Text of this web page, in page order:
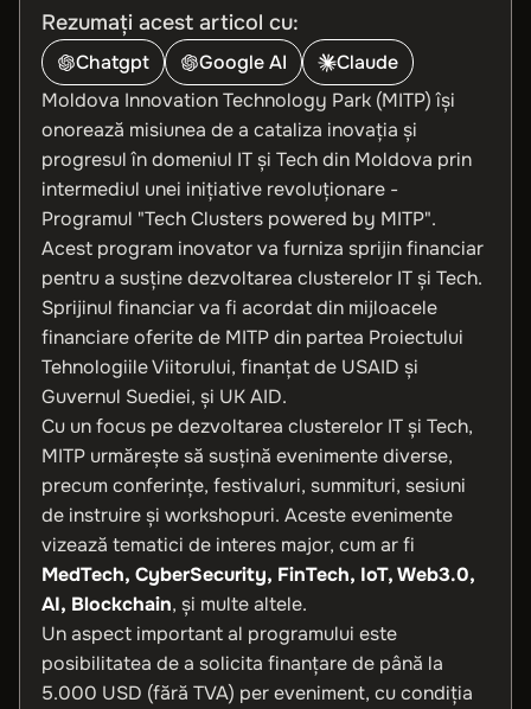
Rezumați acest articol cu:
Chatgpt Google AI
Claude
Moldova Innovation Technology Park (MITP) își
onorează misiunea de a cataliza inovația și
progresul în domeniul IT și Tech din Moldova prin
intermediul unei inițiative revoluționare -
Programul "Tech Clusters powered by MITP".
Acest program inovator va furniza sprijin financiar
pentru a susține dezvoltarea clusterelor IT și Tech.
Sprijinul financiar va fi acordat din mijloacele
financiare oferite de MITP din partea Proiectului
Tehnologiile Viitorului, finanțat de USAID și
Guvernul Suediei, și UK AID.
Cu un focus pe dezvoltarea clusterelor IT și Tech,
MITP urmărește să susțină evenimente diverse,
precum conferințe, festivaluri, summituri, sesiuni
de instruire și workshopuri. Aceste evenimente
vizează tematici de interes major, cum ar fi
MedTech, CyberSecurity, FinTech, IoT, Web3.0,
AI, Blockchain, și multe altele.
Un aspect important al programului este
posibilitatea de a solicita finanțare de până la
5.000 USD (fără TVA) per eveniment, cu condiția